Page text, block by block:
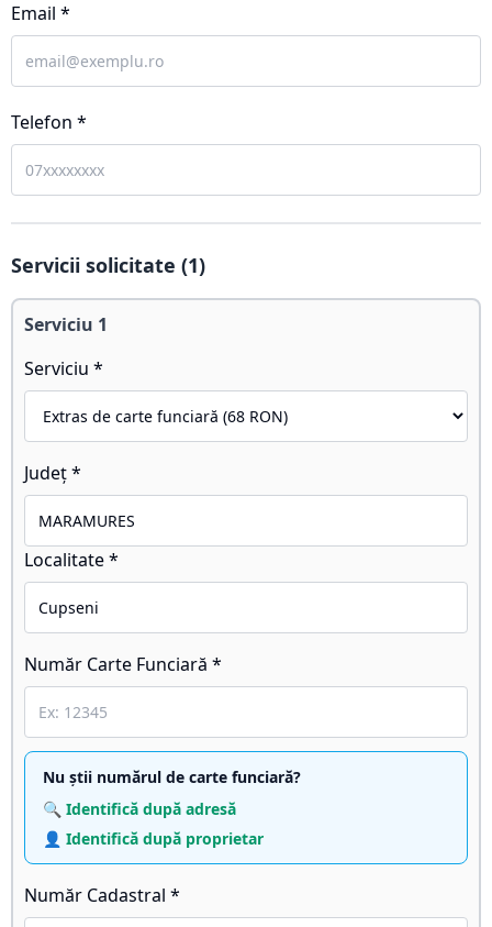
Email *
Telefon *
Servicii solicitate (1)
Serviciu 1
Serviciu *
Județ *
Localitate *
Număr Carte Funciară *
Nu știi numărul de carte funciară?
🔍 Identifică după adresă
👤 Identifică după proprietar
Număr Cadastral *